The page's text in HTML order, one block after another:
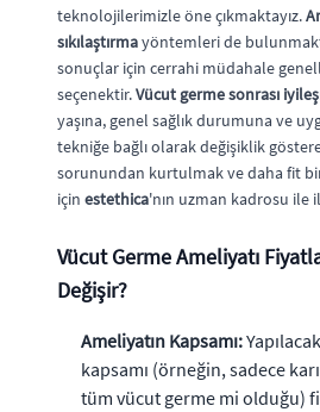
teknolojilerimizle öne çıkmaktayız.
sıkılaştırmayöntemleri de
sonuçlar için cerrahi müdahale
seçenektir.Vücut germe sonrası
yaşına, genel sağlık durumuna ve
tekniğe bağlı olarak değişiklik
sorunundan kurtulmak ve daha fit
için estethica'nın uzman kadrosu ile
Vücut Germe Ameliyatı
Değişir?
Ameliyatın Kapsamı:
kapsamı (örneğin, sadece
tüm vücut germe mi olduğu)